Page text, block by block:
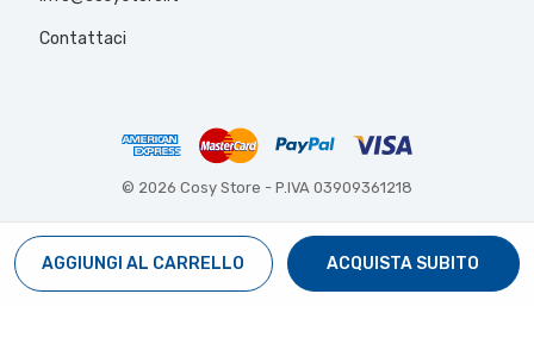
Contattaci
© 2026 Cosy Store - P.IVA 03909361218